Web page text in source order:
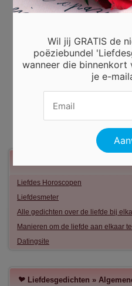
Liefdes Horoscopen
Liefdesmeter
Alle gedichten over de liefde bij
Manieren om de liefde aan elkaar
Datingsite
Liefdesgedichten »
Wil jij GRATIS de
poëziebundel
wanneer die binnenkort
je e-